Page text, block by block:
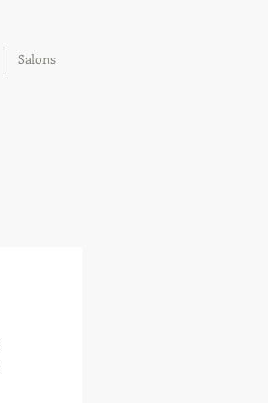
Salons